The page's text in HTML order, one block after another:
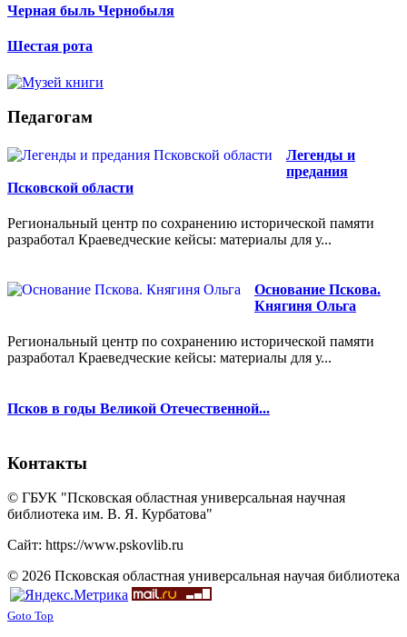
Черная быль Чернобыля
Шестая рота
Педагогам
Легенды и
предания
Псковской области
Региональный центр по сохранению исторической памяти
разработал Краеведческие кейсы: материалы для у...
Основание Пскова.
Княгиня Ольга
Региональный центр по сохранению исторической памяти
разработал Краеведческие кейсы: материалы для у...
Псков в годы Великой Отечественной...
Контакты
© ГБУК "Псковская областная универсальная научная
библиотека им. В. Я. Курбатова"
Сайт: https://www.pskovlib.ru
© 2026 Псковская областная универсальная научая библиотека
Goto Top